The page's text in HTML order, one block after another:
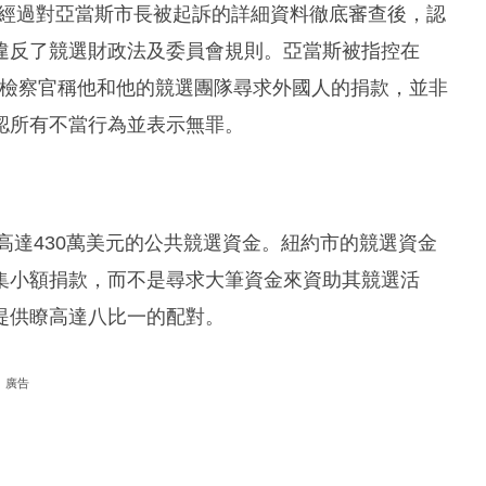
過對亞當斯市長被起訴的詳細資料徹底審查後，認
了競選財政法及委員會規則。亞當斯被指控在
察官稱他和他的競選團隊尋求外國人的捐款，並非
有不當行為並表示無罪。
430萬美元的公共競選資金。紐約市的競選資金
額捐款，而不是尋求大筆資金來資助其競選活
瞭高達八比一的配對。
廣告